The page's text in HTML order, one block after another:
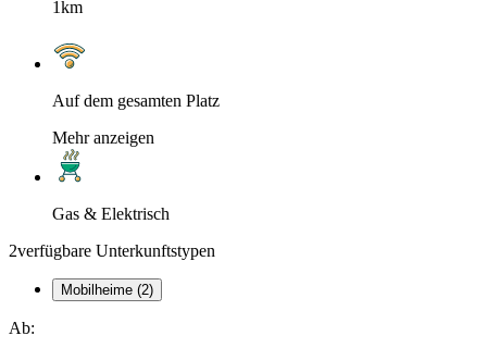
1km
Auf dem gesamten Platz
Mehr anzeigen
Gas & Elektrisch
2verfügbare Unterkunftstypen
Mobilheime (2)
Ab: